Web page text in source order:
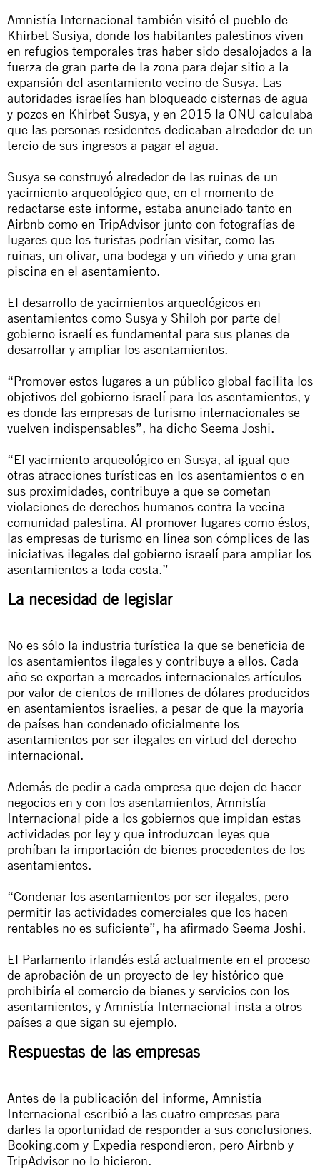
Amnistía Internacional también visitó el pueblo de
Khirbet Susiya, donde los habitantes palestinos viven
en refugios temporales tras haber sido desalojados a la
fuerza de gran parte de la zona para dejar sitio a la
expansión del asentamiento vecino de Susya. Las
autoridades israelíes han bloqueado cisternas de agua
y pozos en Khirbet Susya, y en 2015 la ONU calculaba
que las personas residentes dedicaban alrededor de un
tercio de sus ingresos a pagar el agua.
Susya se construyó alrededor de las ruinas de un
yacimiento arqueológico que, en el momento de
redactarse este informe, estaba anunciado tanto en
Airbnb como en TripAdvisor junto con fotografías de
lugares que los turistas podrían visitar, como las
ruinas, un olivar, una bodega y un viñedo y una gran
piscina en el asentamiento.
El desarrollo de yacimientos arqueológicos en
asentamientos como Susya y Shiloh por parte del
gobierno israelí es fundamental para sus planes de
desarrollar y ampliar los asentamientos.
“Promover estos lugares a un público global facilita los
objetivos del gobierno israelí para los asentamientos, y
es donde las empresas de turismo internacionales se
vuelven indispensables”, ha dicho Seema Joshi.
“El yacimiento arqueológico en Susya, al igual que
otras atracciones turísticas en los asentamientos o en
sus proximidades, contribuye a que se cometan
violaciones de derechos humanos contra la vecina
comunidad palestina. Al promover lugares como éstos,
las empresas de turismo en línea son cómplices de las
iniciativas ilegales del gobierno israelí para ampliar los
asentamientos a toda costa.”
La necesidad de legislar
No es sólo la industria turística la que se beneficia de
los asentamientos ilegales y contribuye a ellos. Cada
año se exportan a mercados internacionales artículos
por valor de cientos de millones de dólares producidos
en asentamientos israelíes, a pesar de que la mayoría
de países han condenado oficialmente los
asentamientos por ser ilegales en virtud del derecho
internacional.
Además de pedir a cada empresa que dejen de hacer
negocios en y con los asentamientos, Amnistía
Internacional pide a los gobiernos que impidan estas
actividades por ley y que introduzcan leyes que
prohíban la importación de bienes procedentes de los
asentamientos.
“Condenar los asentamientos por ser ilegales, pero
permitir las actividades comerciales que los hacen
rentables no es suficiente”, ha afirmado Seema Joshi.
El Parlamento irlandés está actualmente en el proceso
de aprobación de un proyecto de ley histórico que
prohibiría el comercio de bienes y servicios con los
asentamientos, y Amnistía Internacional insta a otros
países a que sigan su ejemplo.
Respuestas de las empresas
Antes de la publicación del informe, Amnistía
Internacional escribió a las cuatro empresas para
darles la oportunidad de responder a sus conclusiones.
Booking.com y Expedia respondieron, pero Airbnb y
TripAdvisor no lo hicieron.